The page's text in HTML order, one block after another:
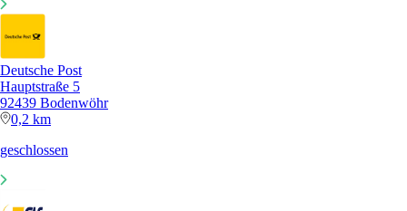
Deutsche Post
Hauptstraße 5
92439 Bodenwöhr
0,2 km
geschlossen